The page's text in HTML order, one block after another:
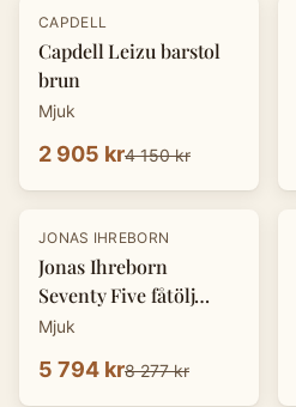
-30%
CAPDELL
Capdell Leizu barstol
brun
Mjuk
2 905 kr4 150 kr
-30%
JONAS IHREBORN
Jonas Ihreborn
Seventy Five fåtölj
svart
Mjuk
5 794 kr8 277 kr